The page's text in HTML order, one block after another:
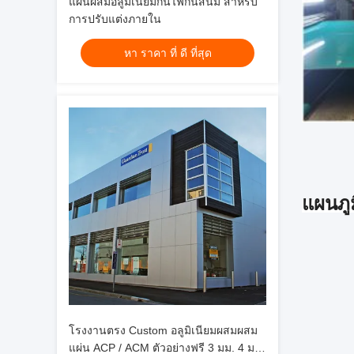
การปรับแต่งภายใน
หา ราคา ที่ ดี ที่สุด
โรงงานตรง Custom อลูมิเนียมผสมผสม
แผ่น ACP / ACM ตัวอย่างฟรี 3 มม. 4 มม.
แผน